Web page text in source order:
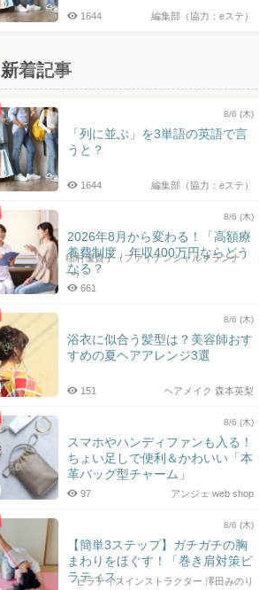
編集部（協力：eステ）
1644
新着記事
8/6 (木)
「列に並ぶ」を3単語の英語で言
うと？
編集部（協力：eステ）
1644
8/6 (木)
2026年8月から変わる！「高額療
養費制度」年収400万円ならどう
なる？
稲村優貴子（ファイナンシャルプランナ
ー）
661
8/6 (木)
浴衣に似合う髪型は？美容師おす
すめの夏ヘアアレンジ3選
ヘアメイク 森本英梨
151
8/6 (木)
スマホやハンディファンも入る！
ちょい足しで便利＆かわいい「本
革バッグ型チャーム」
アンジェ web shop
97
8/6 (木)
【簡単3ステップ】ガチガチの胸
まわりをほぐす！「巻き肩対策ピ
ラティス」
ピラティスインストラクター 澤田みのり